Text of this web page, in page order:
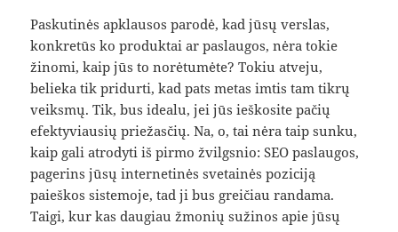
Paskutinės apklausos parodė, kad jūsų verslas,
konkretūs ko produktai ar paslaugos, nėra tokie
žinomi, kaip jūs to norėtumėte? Tokiu atveju,
belieka tik pridurti, kad pats metas imtis tam tikrų
veiksmų. Tik, bus idealu, jei jūs ieškosite pačių
efektyviausių priežasčių. Na, o, tai nėra taip sunku,
kaip gali atrodyti iš pirmo žvilgsnio: SEO paslaugos,
pagerins jūsų internetinės svetainės poziciją
paieškos sistemoje, tad ji bus greičiau randama.
Taigi, kur kas daugiau žmonių sužinos apie jūsų